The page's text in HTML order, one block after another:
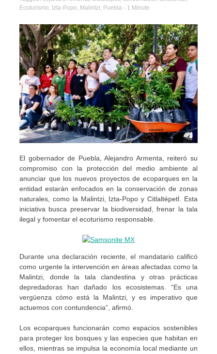
Ecoturismo, Izta-Popo, Malintzi, Puebla - 1 Minute
El gobernador de Puebla, Alejandro Armenta, reiteró su
compromiso con la protección del medio ambiente al
anunciar que los nuevos proyectos de ecoparques en la
entidad estarán enfocados en la conservación de zonas
naturales, como la Malintzi, Izta-Popo y Citlaltépetl. Esta
iniciativa busca preservar la biodiversidad, frenar la tala
ilegal y fomentar el ecoturismo responsable.
Durante una declaración reciente, el mandatario calificó
como urgente la intervención en áreas afectadas como la
Malintzi, donde la tala clandestina y otras prácticas
depredadoras han dañado los ecosistemas. “Es una
vergüenza cómo está la Malintzi, y es imperativo que
actuemos con contundencia”, afirmó.
Los ecoparques funcionarán como espacios sostenibles
para proteger los bosques y las especies que habitan en
ellos, mientras se impulsa la economía local mediante un